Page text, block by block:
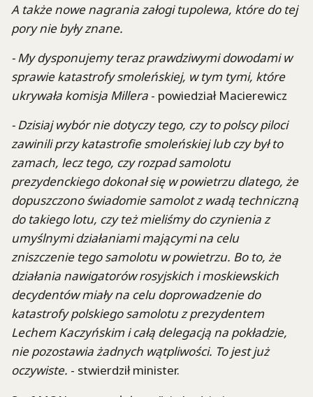
A także nowe nagrania załogi tupolewa, które do tej
pory nie były znane.
- My dysponujemy teraz prawdziwymi dowodami w
sprawie katastrofy smoleńskiej, w tym tymi, które
ukrywała komisja Millera - powiedział Macierewicz
- Dzisiaj wybór nie dotyczy tego, czy to polscy piloci
zawinili przy katastrofie smoleńskiej lub czy był to
zamach, lecz tego, czy rozpad samolotu
prezydenckiego dokonał się w powietrzu dlatego, że
dopuszczono świadomie samolot z wadą techniczną
do takiego lotu, czy też mieliśmy do czynienia z
umyślnymi działaniami mającymi na celu
zniszczenie tego samolotu w powietrzu. Bo to, że
działania nawigatorów rosyjskich i moskiewskich
decydentów miały na celu doprowadzenie do
katastrofy polskiego samolotu z prezydentem
Lechem Kaczyńskim i całą delegacją na pokładzie,
nie pozostawia żadnych wątpliwości. To jest już
oczywiste. - stwierdził minister.